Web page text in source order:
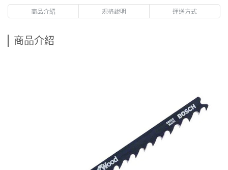
商品介紹 規格說明 運送方式
商品介紹